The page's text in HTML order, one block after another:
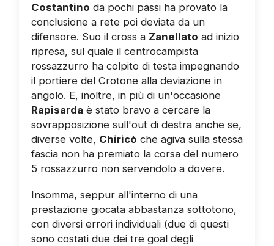
Costantino da pochi passi ha provato la
conclusione a rete poi deviata da un
difensore. Suo il cross a Zanellato ad inizio
ripresa, sul quale il centrocampista
rossazzurro ha colpito di testa impegnando
il portiere del Crotone alla deviazione in
angolo. E, inoltre, in più di un'occasione
Rapisarda è stato bravo a cercare la
sovrapposizione sull'out di destra anche se,
diverse volte, Chiricò che agiva sulla stessa
fascia non ha premiato la corsa del numero
5 rossazzurro non servendolo a dovere.
Insomma, seppur all'interno di una
prestazione giocata abbastanza sottotono,
con diversi errori individuali (due di questi
sono costati due dei tre goal degli